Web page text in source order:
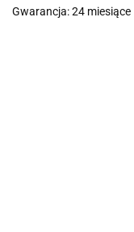
Gwarancja: 24 miesiące